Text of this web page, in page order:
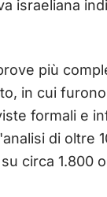
israeliana
più
in cui
formali e
di oltre
circa 1.800